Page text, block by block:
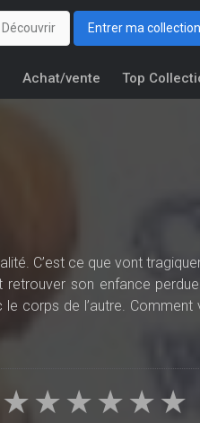
Découvrir Entrer ma collection
Achat/vente Top
C’est ce que vont
son enfance
corps de l’autre. Comment
★
★
★
★
★
★